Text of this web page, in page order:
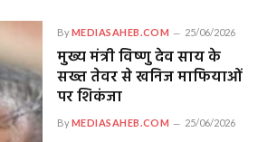
ByMEDIASAHEB.COM 25/06/2026
मुख्य मंत्री विष्णु देव साय के
सख्त तेवर से खनिज माफियाओं
पर शिकंजा
ByMEDIASAHEB.COM 25/06/2026